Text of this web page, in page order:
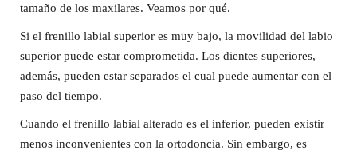
tamaño de los maxilares. Veamos por qué.
Si el frenillo labial superior es muy bajo, la movilidad del labio
superior puede estar comprometida. Los dientes superiores,
además, pueden estar separados el cual puede aumentar con el
paso del tiempo.
Cuando el frenillo labial alterado es el inferior, pueden existir
menos inconvenientes con la ortodoncia. Sin embargo, es